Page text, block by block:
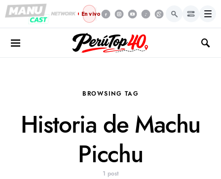
En vivo Menú
BROWSING TAG
Historia de Machu
Picchu
1 post